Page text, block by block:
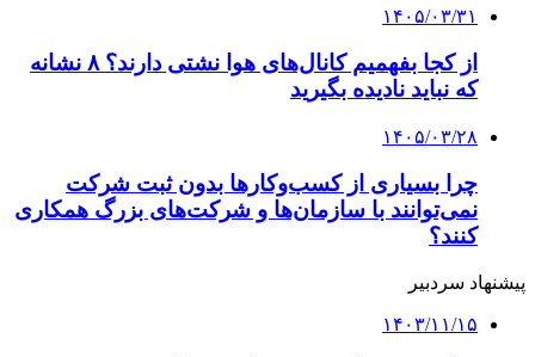
۱۴۰۵/۰۳/۳۱
از کجا بفهمیم کانال‌های هوا نشتی دارند؟ ۸ نشانه
که نباید نادیده بگیرید
۱۴۰۵/۰۳/۲۸
چرا بسیاری از کسب‌وکارها بدون ثبت شرکت
نمی‌توانند با سازمان‌ها و شرکت‌های بزرگ همکاری
کنند؟
پیشنهاد سردبیر
۱۴۰۳/۱۱/۱۵